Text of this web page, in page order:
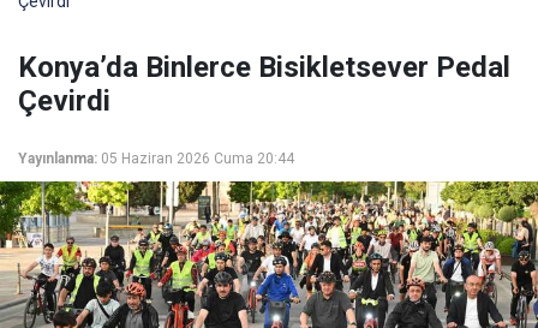
Konya’da Binlerce Bisikletsever Pedal
Çevirdi
Yayınlanma: 05 Haziran 2026 Cuma 20:44